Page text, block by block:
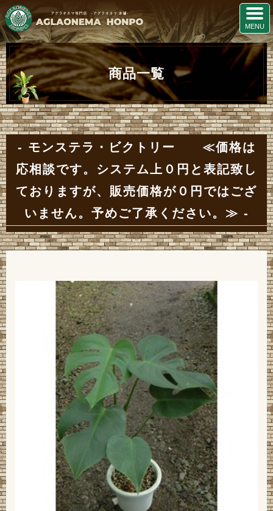
商品一覧
モンステラ・ビクトリー ≪価格は
応相談です。システム上０円と表記致し
ておりますが、販売価格が０円ではござ
いません。予めご了承ください。≫